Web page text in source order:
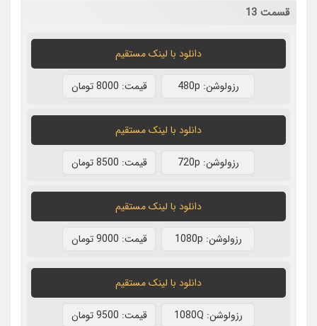
قسمت 13
دانلود با لينک مستقيم
رزولوشن: 480p قيمت: 8000 تومان
دانلود با لينک مستقيم
رزولوشن: 720p قيمت: 8500 تومان
دانلود با لينک مستقيم
رزولوشن: 1080p قيمت: 9000 تومان
دانلود با لينک مستقيم
رزولوشن: 1080Q قيمت: 9500 تومان